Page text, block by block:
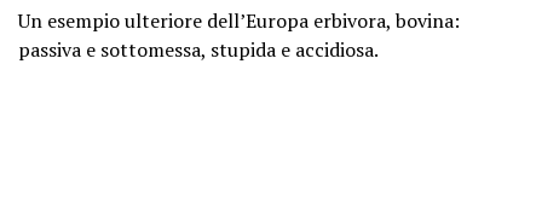
Un esempio ulteriore dell’Europa erbivora, bovina:
passiva e sottomessa, stupida e accidiosa.